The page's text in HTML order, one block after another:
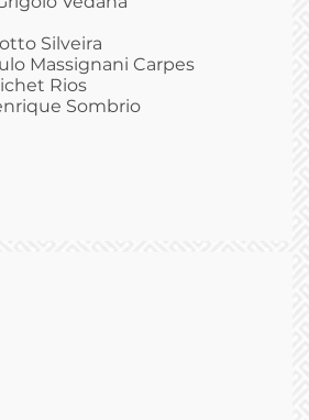
Silveira
Massignani Carpes
Rios
Sombrio